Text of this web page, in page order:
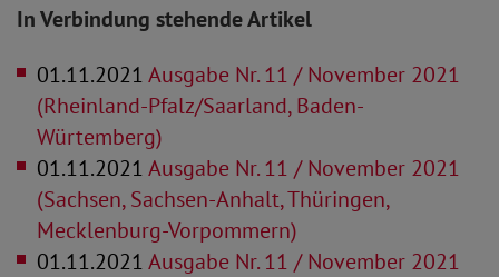
In Verbindung stehende Artikel
01.11.2021Ausgabe Nr. 11 / November 2021
(Rheinland-Pfalz/Saarland, Baden-
Würtemberg)
01.11.2021Ausgabe Nr. 11 / November 2021
(Sachsen, Sachsen-Anhalt, Thüringen,
Mecklenburg-Vorpommern)
01.11.2021Ausgabe Nr. 11 / November 2021